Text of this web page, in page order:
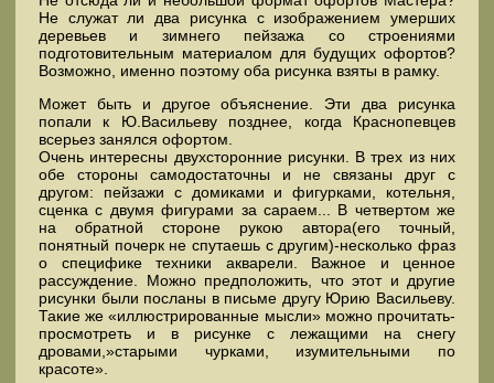
Не служат ли два рисунка с изображением умерших
деревьев и зимнего пейзажа со строениями
подготовительным материалом для будущих офортов?
Возможно, именно поэтому оба рисунка взяты в рамку.
Может быть и другое объяснение. Эти два рисунка
попали к Ю.Васильеву позднее, когда Краснопевцев
всерьез занялся офортом.
Очень интересны двухсторонние рисунки. В трех из них
обе стороны самодостаточны и не связаны друг с
другом: пейзажи с домиками и фигурками, котельня,
сценка с двумя фигурами за сараем... В четвертом же
на обратной стороне рукою автора(его точный,
понятный почерк не спутаешь с другим)-несколько фраз
о специфике техники акварели. Важное и ценное
рассуждение. Можно предположить, что этот и другие
рисунки были посланы в письме другу Юрию Васильеву.
Такие же «иллюстрированные мысли» можно прочитать-
просмотреть и в рисунке с лежащими на снегу
дровами,»старыми чурками, изумительными по
красоте».